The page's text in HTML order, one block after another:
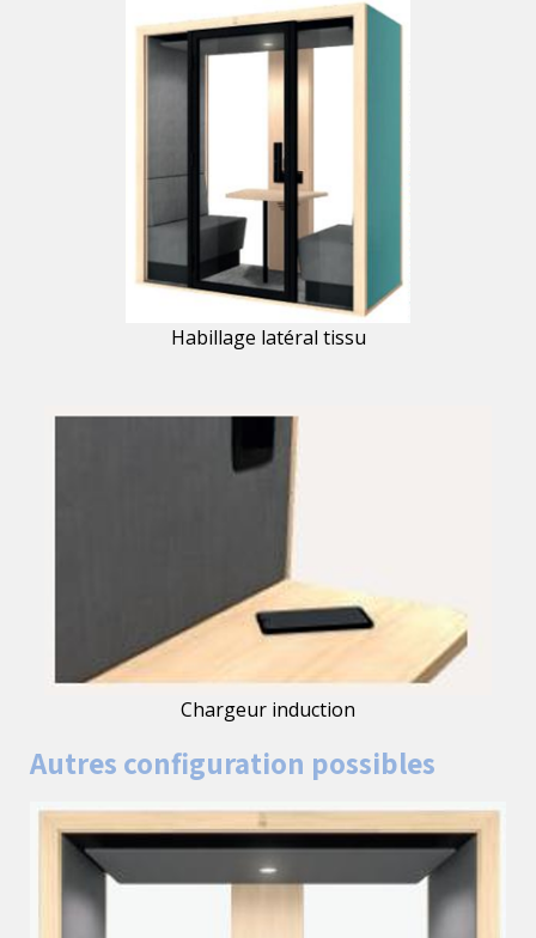
Habillage latéral tissu
Chargeur induction
Autres configuration possibles